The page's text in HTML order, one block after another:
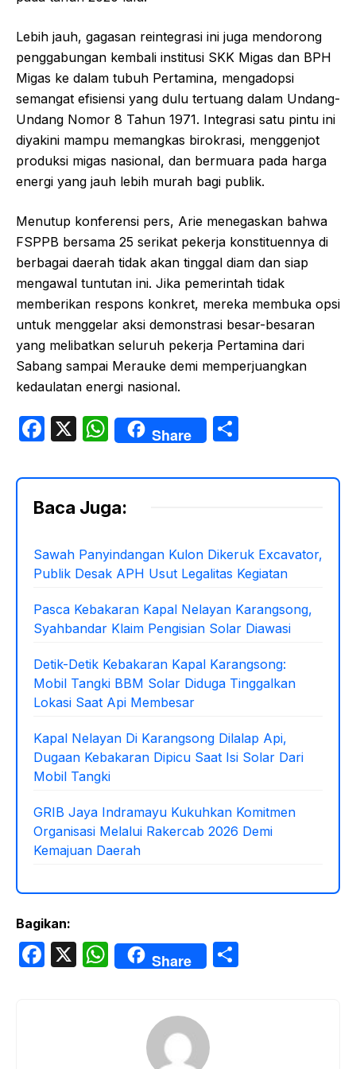
Lebih jauh, gagasan reintegrasi ini juga mendorong
penggabungan kembali institusi SKK Migas dan BPH
Migas ke dalam tubuh Pertamina, mengadopsi
semangat efisiensi yang dulu tertuang dalam Undang-
Undang Nomor 8 Tahun 1971. Integrasi satu pintu ini
diyakini mampu memangkas birokrasi, menggenjot
produksi migas nasional, dan bermuara pada harga
energi yang jauh lebih murah bagi publik.
Menutup konferensi pers, Arie menegaskan bahwa
FSPPB bersama 25 serikat pekerja konstituennya di
berbagai daerah tidak akan tinggal diam dan siap
mengawal tuntutan ini. Jika pemerintah tidak
memberikan respons konkret, mereka membuka opsi
untuk menggelar aksi demonstrasi besar-besaran
yang melibatkan seluruh pekerja Pertamina dari
Sabang sampai Merauke demi memperjuangkan
kedaulatan energi nasional.
F
c
e
o
o
k
X
W
h
at
s
p
p
Share
ar
Baca Juga:
Sawah Panyindangan Kulon Dikeruk Excavator,
Publik Desak APH Usut Legalitas Kegiatan
Pasca Kebakaran Kapal Nelayan Karangsong,
Syahbandar Klaim Pengisian Solar Diawasi
Detik-Detik Kebakaran Kapal Karangsong:
Mobil Tangki BBM Solar Diduga Tinggalkan
Lokasi Saat Api Membesar
Kapal Nelayan Di Karangsong Dilalap Api,
Dugaan Kebakaran Dipicu Saat Isi Solar Dari
Mobil Tangki
GRIB Jaya Indramayu Kukuhkan Komitmen
Organisasi Melalui Rakercab 2026 Demi
Kemajuan Daerah
Bagikan:
F
X
W
h
Share